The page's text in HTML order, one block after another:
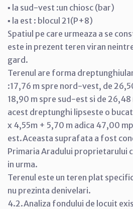
▪ la sud-vest :un chiosc (bar)
▪ la est : blocul 21(P+8)
Spatiul pe care urmeaza a se
este in prezent teren viran
gard.
Terenul are forma
:17,76 m spre nord-vest, de
18,90 m spre sud-est si de
acest dreptunghi lipseste o
x 4,55m + 5,70 m adica 47,00
est.Aceasta suprafata a fost
Primaria Aradului proprietarului
in urma.
Terenul este un teren plat
nu prezinta denivelari.
4.2.Analiza fondului de locuit